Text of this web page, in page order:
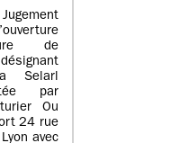
de
Selarl
par
Ou
24 rue
avec